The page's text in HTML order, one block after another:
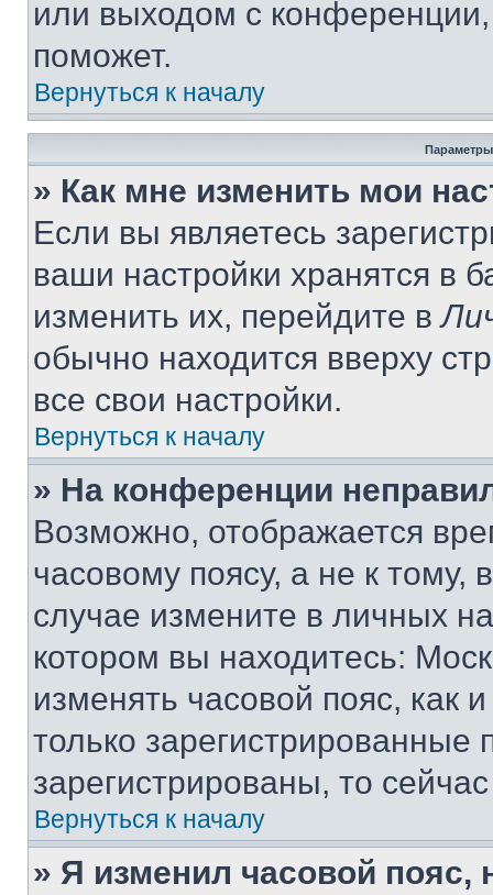
или выходом с
поможет.
Вернуться к началу
Параметры
» Как мне изменить мои
Если вы являетесь
ваши настройки хранятся в
изменить их, перейдите в
обычно находится вверху
все свои настройки.
Вернуться к началу
» На конференции
Возможно, отображается
часовому поясу, а не к тому,
случае измените в личных
котором вы находитесь:
изменять часовой пояс, как
только
зарегистрированы, то
Вернуться к началу
» Я изменил часовой пояс,